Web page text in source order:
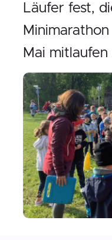
Läufer fest,
Mai mitlaufen